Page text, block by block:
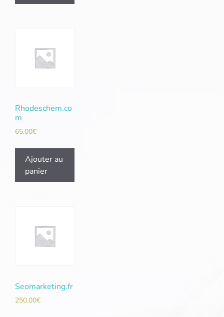
Rhodeschem.co
m
65,00€
Ajouter au
panier
Seomarketing.fr
250,00€